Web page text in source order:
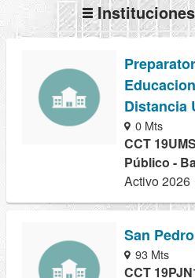
Distancia
0 Mts
CCT
Público -
Activo 2026
San Pedro
93 Mts
CCT